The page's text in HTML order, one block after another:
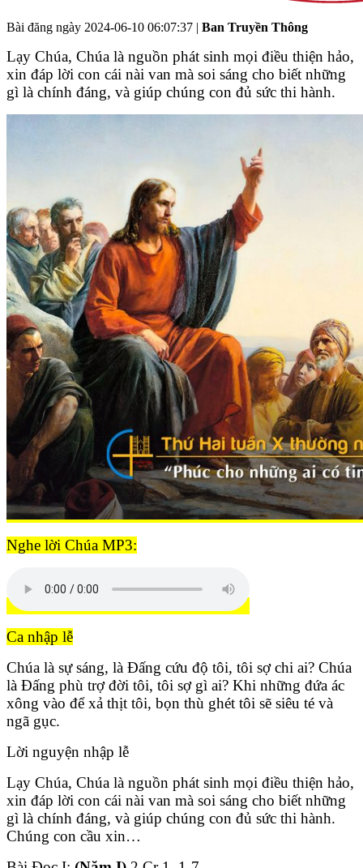
Bài đăng ngày 2024-06-10 06:07:37 | Ban Truyền Thông
Lạy Chúa, Chúa là nguồn phát sinh mọi điều thiện hảo,
xin đáp lời con cái nài van mà soi sáng cho biết những
gì là chính đáng, và giúp chúng con đủ sức thi hành.
Nghe lời Chúa MP3:
Ca nhập lễ
Chúa là sự sáng, là Đấng cứu độ tôi, tôi sợ chi ai? Chúa
là Đấng phù trợ đời tôi, tôi sợ gì ai? Khi những đứa ác
xông vào để xả thịt tôi, bọn thù ghét tôi sẽ siêu té và
ngã gục.
Lời nguyện nhập lễ
Lạy Chúa, Chúa là nguồn phát sinh mọi điều thiện hảo,
xin đáp lời con cái nài van mà soi sáng cho biết những
gì là chính đáng, và giúp chúng con đủ sức thi hành.
Chúng con cầu xin…